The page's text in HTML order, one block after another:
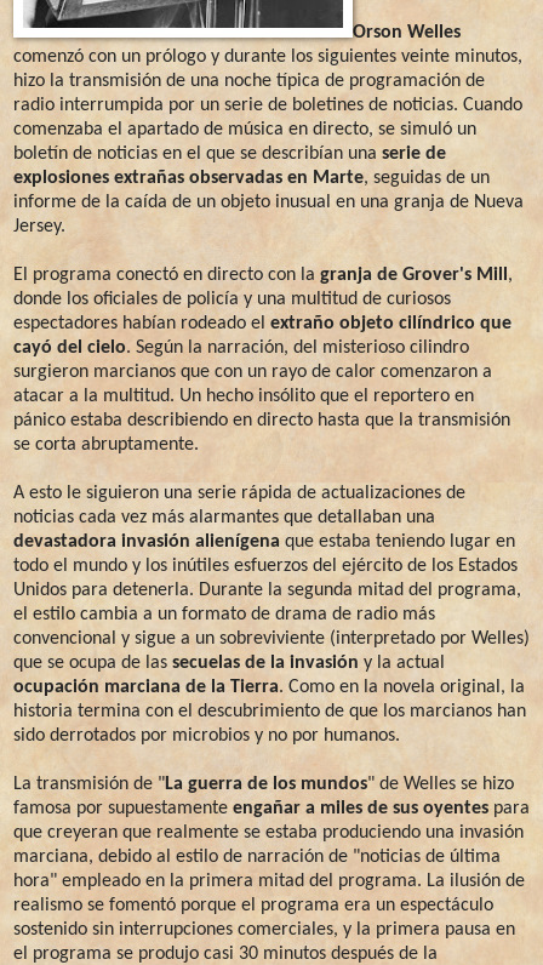
Orson Welles
comenzó con un prólogo y durante los siguientes veinte minutos,
hizo la transmisión de una noche típica de programación de
radio interrumpida por un serie de boletines de noticias. Cuando
comenzaba el apartado de música en directo, se simuló un
boletín de noticias en el que se describían una serie de
explosiones extrañas observadas en Marte, seguidas de un
informe de la caída de un objeto inusual en una granja de Nueva
Jersey.
El programa conectó en directo con la granja de Grover's Mill ,
donde los oficiales de policía y una multitud de curiosos
espectadores habían rodeado el extraño objeto cilíndrico que
cayó del cielo. Según la narración, del misterioso cilindro
surgieron marcianos que con un rayo de calor comenzaron a
atacar a la multitud. Un hecho insólito que el reportero en
pánico estaba describiendo en directo hasta que la transmisión
se corta abruptamente.
A esto le siguieron una serie rápida de actualizaciones de
noticias cada vez más alarmantes que detallaban una
devastadora invasión alienígena que estaba teniendo lugar en
todo el mundo y los inútiles esfuerzos del ejército de los Estados
Unidos para detenerla. Durante la segunda mitad del programa,
el estilo cambia a un formato de drama de radio más
convencional y sigue a un sobreviviente (interpretado por Welles)
que se ocupa de las secuelas de la invasión y la actual
ocupación marciana de la Tierra. Como en la novela original, la
historia termina con el descubrimiento de que los marcianos han
sido derrotados por microbios y no por humanos.
La transmisión de "La guerra de los mundos" de Welles se hizo
famosa por supuestamente engañar a miles de sus oyentes para
que creyeran que realmente se estaba produciendo una invasión
marciana, debido al estilo de narración de "noticias de última
hora" empleado en la primera mitad del programa. La ilusión de
realismo se fomentó porque el programa era un espectáculo
sostenido sin interrupciones comerciales, y la primera pausa en
el programa se produjo casi 30 minutos después de la